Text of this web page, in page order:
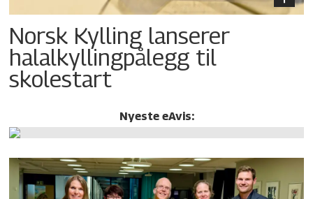
Norsk Kylling lanserer
halalkylling­pålegg til
skolestart
Nyeste eAvis: